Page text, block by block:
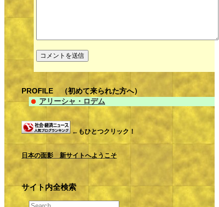
PROFILE （初めて来られた方へ）
アリーシャ・ロデム
←もひとつクリック！
日本の面影 新サイトへようこそ
サイト内全検索